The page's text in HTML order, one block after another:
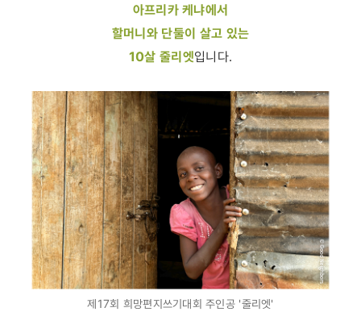
아프리카 케냐에서
할머니와 단둘이 살고 있는
10살 줄리엣입니다.
제17회 희망편지쓰기대회 주인공 '줄리엣'